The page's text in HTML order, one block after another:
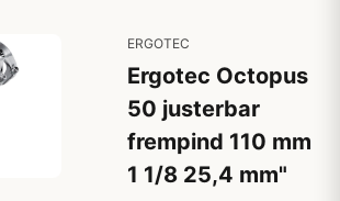
ERGOTEC
Ergotec Octopus
50 justerbar
frempind 110 mm
1 1/8 25,4 mm"